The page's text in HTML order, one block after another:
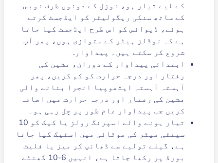
کے لیے تیار ہو، نوزل ​​کے دونوں طرف نوبس
کے ساتھ سنکی ریگولیٹر کو ایڈجسٹ کرتے
ہوئے، ڈیوائس کو اس طرح ایڈجسٹ کیا جاتا
ہے کہ نوڈلز ہیٹر کے متوازی ہوں، پھر آپ
شروع کر سکتے ہیں۔ پیداوار.
ابتدائی پیداوار کے دوران، مشین کی
رفتار اور درجہ حرارت کو کم کریں، پھر
آہستہ آہستہ ایتھوپیا انجرا بنانے والی
مشین کی رفتار اور درجہ حرارت میں اضافہ
کریں جب پیداوار عام طور پر چل رہی ہو۔
تیار ہونے والے اسپرنگ رولز یا کیک کو 10
سینٹی میٹر کی موٹائی میں اسٹیک کیا جاتا
ہے، گیلے تولیے سے ڈھانپ کر میز یا فلیٹ
بورڈ پر رکھا جاتا ہے، انہیں 6-10 گھنٹے